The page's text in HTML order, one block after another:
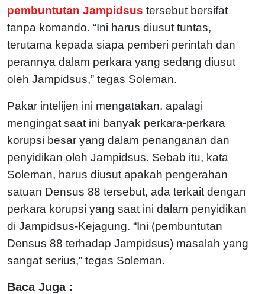
pembuntutan Jampidsus tersebut bersifat
tanpa komando. “Ini harus diusut tuntas,
terutama kepada siapa pemberi perintah dan
perannya dalam perkara yang sedang diusut
oleh Jampidsus,” tegas Soleman.
Pakar intelijen ini mengatakan, apalagi
mengingat saat ini banyak perkara-perkara
korupsi besar yang dalam penanganan dan
penyidikan oleh Jampidsus. Sebab itu, kata
Soleman, harus diusut apakah pengerahan
satuan Densus 88 tersebut, ada terkait dengan
perkara korupsi yang saat ini dalam penyidikan
di Jampidsus-Kejagung. “Ini (pembuntutan
Densus 88 terhadap Jampidsus) masalah yang
sangat serius,” tegas Soleman.
Baca Juga :